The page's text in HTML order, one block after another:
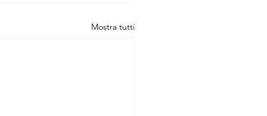
Mostra tutti